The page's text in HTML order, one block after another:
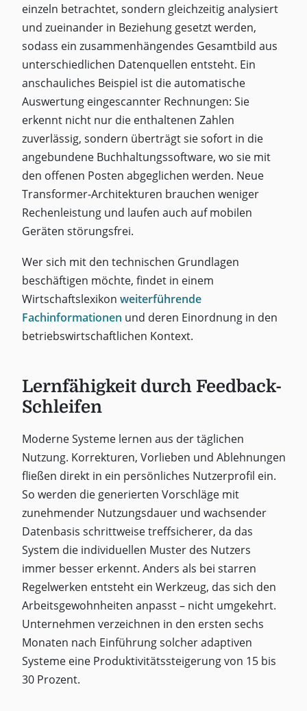
einzeln betrachtet, sondern gleichzeitig analysiert
und zueinander in Beziehung gesetzt werden,
sodass ein zusammenhängendes Gesamtbild aus
unterschiedlichen Datenquellen entsteht. Ein
anschauliches Beispiel ist die automatische
Auswertung eingescannter Rechnungen: Sie
erkennt nicht nur die enthaltenen Zahlen
zuverlässig, sondern überträgt sie sofort in die
angebundene Buchhaltungssoftware, wo sie mit
den offenen Posten abgeglichen werden. Neue
Transformer-Architekturen brauchen weniger
Rechenleistung und laufen auch auf mobilen
Geräten störungsfrei.
Wer sich mit den technischen Grundlagen
beschäftigen möchte, findet in einem
Wirtschaftslexikon weiterführende
Fachinformationen und deren Einordnung in den
betriebswirtschaftlichen Kontext.
Lernfähigkeit durch Feedback-
Schleifen
Moderne Systeme lernen aus der täglichen
Nutzung. Korrekturen, Vorlieben und Ablehnungen
fließen direkt in ein persönliches Nutzerprofil ein.
So werden die generierten Vorschläge mit
zunehmender Nutzungsdauer und wachsender
Datenbasis schrittweise treffsicherer, da das
System die individuellen Muster des Nutzers
immer besser erkennt. Anders als bei starren
Regelwerken entsteht ein Werkzeug, das sich den
Arbeitsgewohnheiten anpasst – nicht umgekehrt.
Unternehmen verzeichnen in den ersten sechs
Monaten nach Einführung solcher adaptiven
Systeme eine Produktivitätssteigerung von 15 bis
30 Prozent.